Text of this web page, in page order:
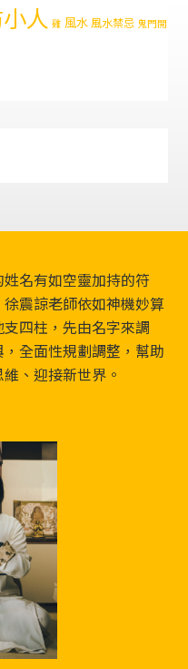
人 雞 風水風水禁忌 鬼門開
名有如空靈加持的符
震諒老師依如神機妙算
四柱，先由名字來調
全面性規劃調整，幫助
、迎接新世界。